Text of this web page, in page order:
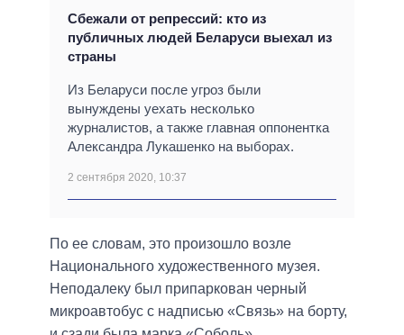
Сбежали от репрессий: кто из
публичных людей Беларуси выехал из
страны
Из Беларуси после угроз были
вынуждены уехать несколько
журналистов, а также главная оппонентка
Александра Лукашенко на выборах.
2 сентября 2020, 10:37
По ее словам, это произошло возле
Национального художественного музея.
Неподалеку был припаркован черный
микроавтобус с надписью «Связь» на борту,